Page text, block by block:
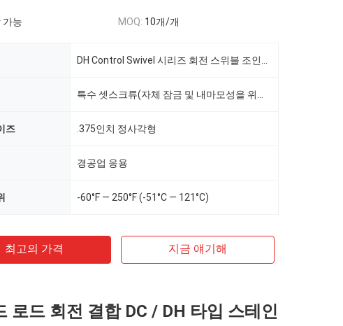
가능 MOQ: 10개/개
즈 .375인치 정사각형
경공업 응용
-60°F — 250°F (-51°C — 121°C)
최고의 가격 지금 얘기해
로드 회전 결합 DC / DH 타입 스테인